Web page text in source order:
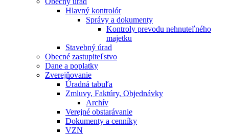
Hlavný kontrolór
Správy a dokumenty
Kontroly prevodu nehnuteľného
majetku
Stavebný úrad
Obecné zastupiteľstvo
Dane a poplatky
Zverejňovanie
Úradná tabuľa
Zmluvy, Faktúry, Objednávky
Archív
Verejné obstarávanie
Dokumenty a cenníky
VZN